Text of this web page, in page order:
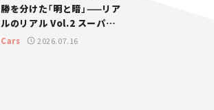
勝を分けた「明と暗」——リア
ルのリアル Vol.2 スーパー
GT 2026開幕戦 岡山国際サ
Cars 2026.07.16